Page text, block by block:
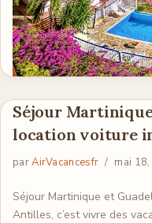
Séjour
location voiture
parAirVacancesfr mai
Séjour Martinique et
Antilles, c’est vivre des